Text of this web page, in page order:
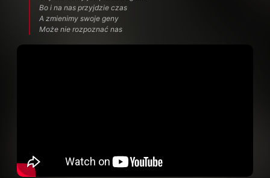
Bo i na nas przyjdzie czas
A zmienimy swoje geny
Może nie rozpoznać nas